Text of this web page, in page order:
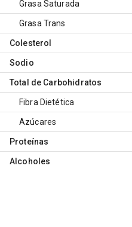
Grasa Saturada
Grasa Trans
Colesterol
Sodio
Total de Carbohidratos
Fibra Dietética
Azúcares
Proteínas
Alcoholes